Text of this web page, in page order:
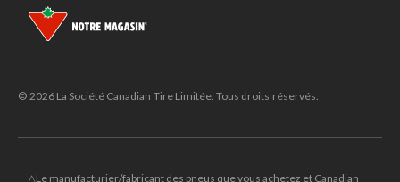
© 2026 La Société Canadian Tire Limitée. Tous droits réservés.
△Le manufacturier/fabricant des pneus que vous achetez et Canadian